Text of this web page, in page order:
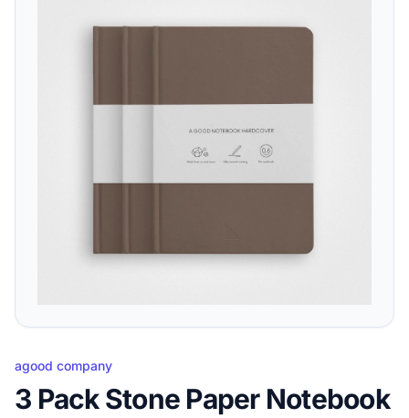
agood company
3 Pack Stone Paper Notebook